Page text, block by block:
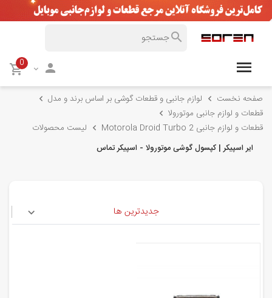
0
صفحه نخست
لوازم جانبی و قطعات گوشی بر اساس برند و مدل
قطعات و لوازم جانبی موتورولا
قطعات و لوازم جانبی Motorola Droid Turbo 2
لیست محصولات
ایر اسپیکر | کپسول گوشی موتورولا - اسپیکر تماس
جدیدترین ها